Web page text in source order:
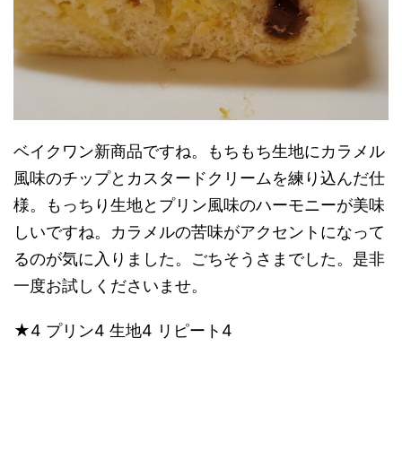
ベイクワン新商品ですね。もちもち生地にカラメル
風味のチップとカスタードクリームを練り込んだ仕
様。もっちり生地とプリン風味のハーモニーが美味
しいですね。カラメルの苦味がアクセントになって
るのが気に入りました。ごちそうさまでした。是非
一度お試しくださいませ。
★4 プリン4 生地4 リピート4